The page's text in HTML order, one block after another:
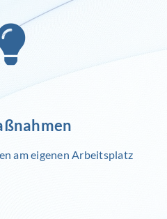
am eigenen Arbeitsplatz